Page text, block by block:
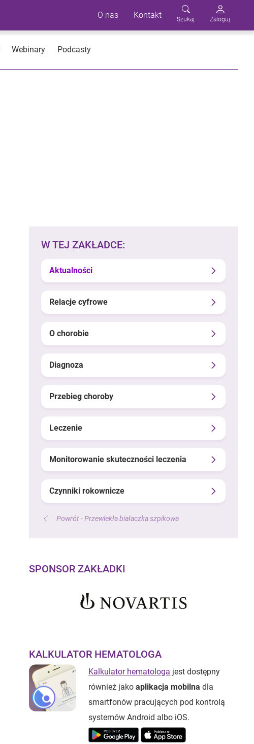
O nas Kontakt Szukaj Zaloguj
Webinary Podcasty
W TEJ ZAKŁADCE:
Aktualności
Relacje cyfrowe
O chorobie
Diagnoza
Przebieg choroby
Leczenie
Monitorowanie skuteczności leczenia
Czynniki rokownicze
Powrót - Przewlekła białaczka szpikowa
SPONSOR ZAKŁADKI
KALKULATOR HEMATOLOGA
Kalkulator hematologa jest dostępny
również jakoaplikacja mobilna dla
smartfonów pracujących pod kontrolą
systemów Android albo iOS.